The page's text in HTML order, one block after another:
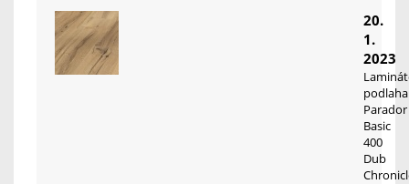
20.
1.
2023
podlaha
Parador
Basic
400
Dub